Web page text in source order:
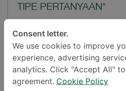
TIPE PERTANYAAN*
LOKASI*
PERTANYAAN ANDA*
Consent letter.
We use cookies to improve
experience, advertising
analytics. Click "Accept All"
agreement. Cookie Policy